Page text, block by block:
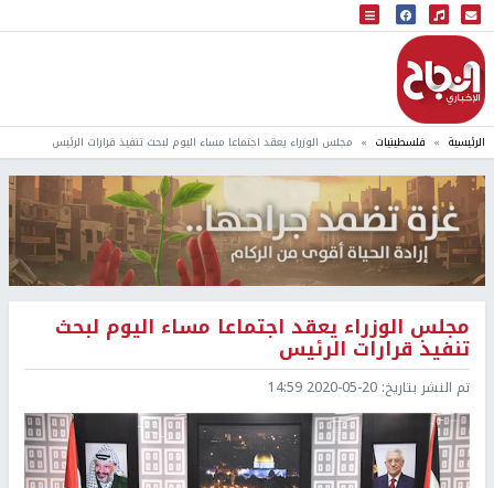
البث المباشر
إذاعة النجاح
الرئيسية فلسطينيات مجلس الوزراء يعقد اجتماعا مساء اليوم لبحث تنفيذ قرارات الرئيس
مجلس الوزراء يعقد اجتماعا مساء اليوم لبحث
تنفيذ قرارات الرئيس
تم النشر بتاريخ: 2020-05-20 14:59